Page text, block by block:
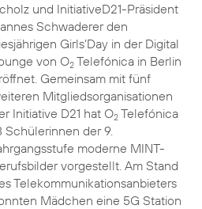
und InitiativeD21-Präsident
Schwaderer den
Girls‘Day in der Digital
von O2Telefónica in Berlin
Gemeinsam mit fünf
Mitgliedsorganisationen
Initiative D21 hat O2Telefónica
Schülerinnen der 9.
moderne MINT-
vorgestellt. Am Stand
Telekommunikationsanbieters
Mädchen eine 5G Station